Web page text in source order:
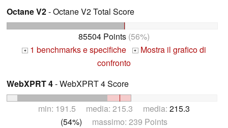
Octane V2- Octane V2 Total Score
85504 Points (56%)
+ 1 benchmarks e specifiche + Mostra il grafico di
confronto
WebXPRT 4- WebXPRT 4 Score
min: 191.5 media: 215.3 media: 215.3
(54%) massimo: 239 Points